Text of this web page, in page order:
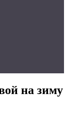
на зиму